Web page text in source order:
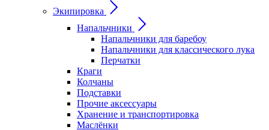
Экипировка
Напальчники
Напальчники для баребоу
Напальчники для классического лука
Перчатки
Краги
Колчаны
Подставки
Прочие аксессуары
Хранение и транспортировка
Маслёнки